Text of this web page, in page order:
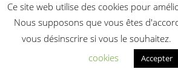
Ce site web utilise des cookies pour
Nous supposons que vous êtes
vous désinscrire si vous le souhaitez.
cookies
Accepter